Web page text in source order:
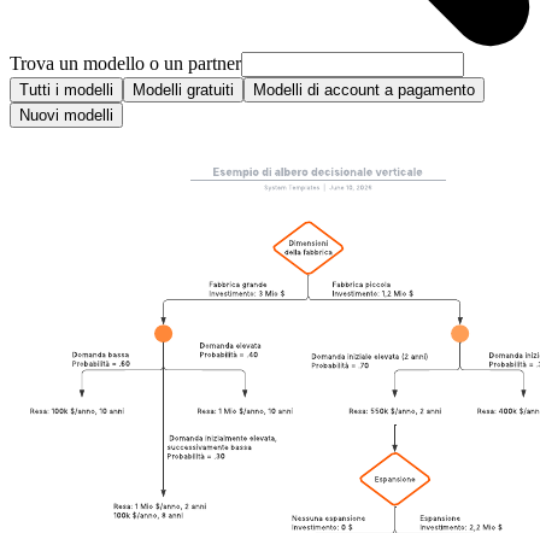
Trova un modello o un partner
Tutti i modelli Modelli gratuiti
Modelli di account a pagamento
Nuovi modelli